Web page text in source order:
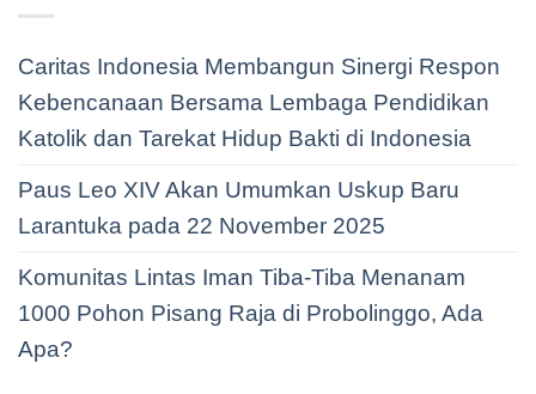
Caritas Indonesia Membangun Sinergi Respon
Kebencanaan Bersama Lembaga Pendidikan
Katolik dan Tarekat Hidup Bakti di Indonesia
Paus Leo XIV Akan Umumkan Uskup Baru
Larantuka pada 22 November 2025
Komunitas Lintas Iman Tiba-Tiba Menanam
1000 Pohon Pisang Raja di Probolinggo, Ada
Apa?